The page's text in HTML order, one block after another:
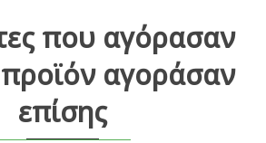
που αγόρασαν
αγοράσαν
επίσης